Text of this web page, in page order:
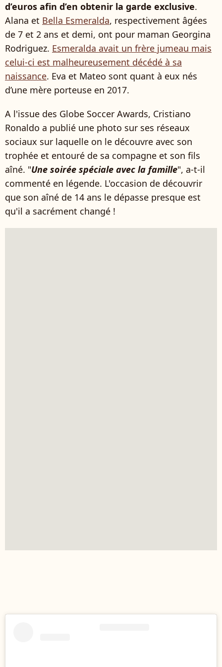
d’euros afin d’en obtenir la garde exclusive.
Alana et Bella Esmeralda, respectivement âgées
de 7 et 2 ans et demi, ont pour maman Georgina
Rodriguez. Esmeralda avait un frère jumeau mais
celui-ci est malheureusement décédé à sa
naissance. Eva et Mateo sont quant à eux nés
d’une mère porteuse en 2017.
A l'issue des Globe Soccer Awards, Cristiano
Ronaldo a publié une photo sur ses réseaux
sociaux sur laquelle on le découvre avec son
trophée et entouré de sa compagne et son fils
aîné. "Une soirée spéciale avec la famille", a-t-il
commenté en légende. L'occasion de découvrir
que son aîné de 14 ans le dépasse presque est
qu'il a sacrément changé !